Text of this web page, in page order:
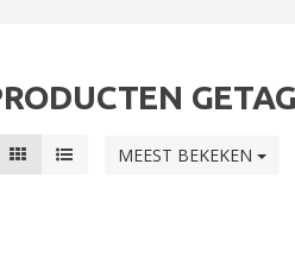
MEEST BEKEKEN